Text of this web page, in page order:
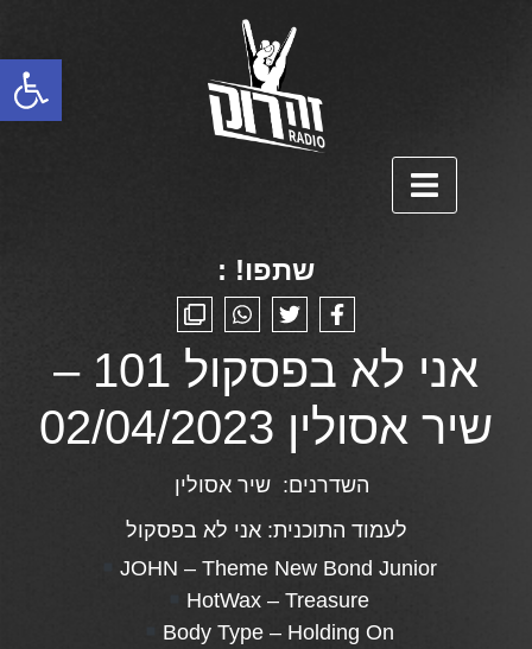
פתח סרגל נגישות
שתפו! :
אני לא בפסקול 101 –
שיר אסולין 02/04/2023
השדרנים: שיר אסולין
לעמוד התוכנית:אני לא בפסקול
JOHN – Theme New Bond Junior
HotWax – Treasure
Body Type – Holding On